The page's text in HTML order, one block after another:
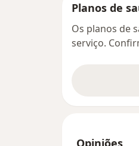
Planos de
Os planos de
serviço.